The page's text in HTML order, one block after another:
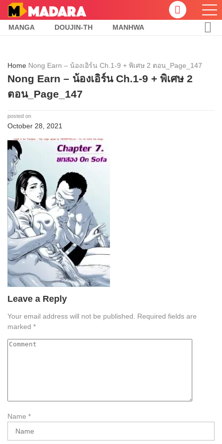
MANGA DOUJIN-TH MANHWA
Home Nong Earn – น้องเอิร์น Ch.1-9 + พิเศษ 2 ตอน_Page_147
Nong Earn – น้องเอิร์น Ch.1-9 + พิเศษ 2
ตอน_Page_147
posted on
October 28, 2021
Leave a Reply
Your email address will not be published. Required fields are
marked *
Name *